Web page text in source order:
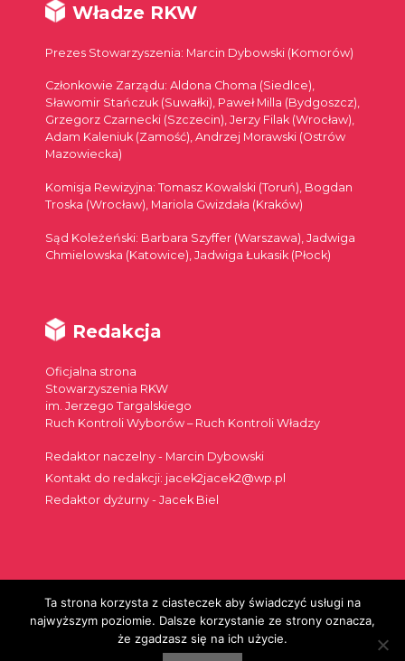
Władze RKW
Prezes Stowarzyszenia: Marcin Dybowski (Komorów)
Członkowie Zarządu: Aldona Choma (Siedlce),
Sławomir Stańczuk (Suwałki), Paweł Milla (Bydgoszcz),
Grzegorz Czarnecki (Szczecin), Jerzy Filak (Wrocław),
Adam Kaleniuk (Zamość), Andrzej Morawski (Ostrów
Mazowiecka)
Komisja Rewizyjna: Tomasz Kowalski (Toruń), Bogdan
Troska (Wrocław), Mariola Gwizdała (Kraków)
Sąd Koleżeński: Barbara Szyffer (Warszawa), Jadwiga
Chmielowska (Katowice), Jadwiga Łukasik (Płock)
Redakcja
Oficjalna strona
Stowarzyszenia RKW
im. Jerzego Targalskiego
Ruch Kontroli Wyborów – Ruch Kontroli Władzy
Redaktor naczelny - Marcin Dybowski
Kontakt do redakcji: jacek2jacek2@wp.pl
Redaktor dyżurny - Jacek Biel
Szukaj:
Ta strona korzysta z ciasteczek aby świadczyć usługi na
najwyższym poziomie. Dalsze korzystanie ze strony oznacza,
że zgadzasz się na ich użycie.